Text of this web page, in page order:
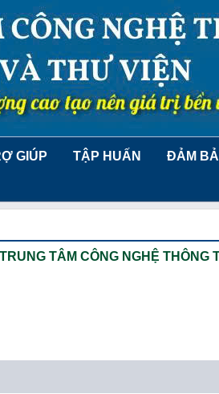
GIÚP TẬP HUẤN ĐẢM
TÂM CÔNG NGHỆ THÔNG